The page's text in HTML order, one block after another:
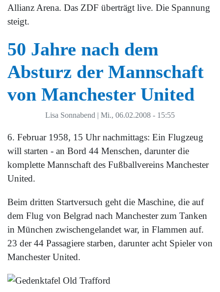
Allianz Arena. Das ZDF überträgt live. Die Spannung
steigt.
50 Jahre nach dem
Absturz der Mannschaft
von Manchester United
Lisa Sonnabend | Mi., 06.02.2008 - 15:55
6. Februar 1958, 15 Uhr nachmittags: Ein Flugzeug
will starten - an Bord 44 Menschen, darunter die
komplette Mannschaft des Fußballvereins Manchester
United.
Beim dritten Startversuch geht die Maschine, die auf
dem Flug von Belgrad nach Manchester zum Tanken
in München zwischengelandet war, in Flammen auf.
23 der 44 Passagiere starben, darunter acht Spieler von
Manchester United.